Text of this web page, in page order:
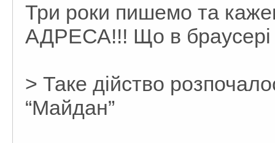
Три роки пишемо та
АДРЕСА!!! Що в браусері
> Таке дійство
“Майдан”